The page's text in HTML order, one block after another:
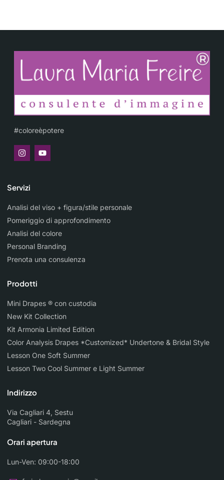
#coloreèpotere
Servizi
Analisi del viso + figura/stile personale
Pomeriggio di approfondimento
Analisi del colore
Personal Branding
Prenota una consulenza
Prodotti
Mini Drapes ® con custodia
New Kit Collection
Kit Armonia Limited Edition
Color Analysis Drapes *Customized* Undertone & Bridal Style
Lesson One Soft Summer
Lesson Two Cool Summer e Light Summer
Indirizzo
Via Cagliari 4, Sestu
Cagliari - Sardegna
Orari apertura
Lun-Ven: 09:00-18:00